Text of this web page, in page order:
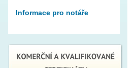
Informace pro notáře